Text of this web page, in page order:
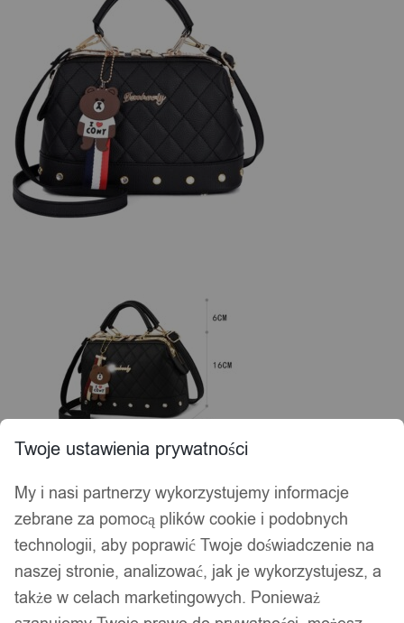
Twoje ustawienia prywatności
My i nasi partnerzy wykorzystujemy informacje
zebrane za pomocą plików cookie i podobnych
technologii, aby poprawić Twoje doświadczenie na
naszej stronie, analizować, jak je wykorzystujesz, a
także w celach marketingowych. Ponieważ